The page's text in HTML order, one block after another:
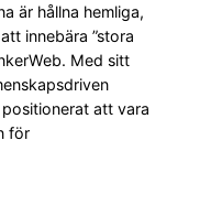
är hållna hemliga,
innebära ”stora
Med sitt
att vara
för